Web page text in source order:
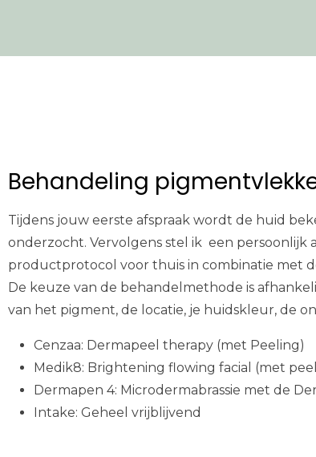
Behandeling
Tijdens jouw eerste afspraak wordt de huid
onderzocht. Vervolgens stel ik een persoonlijk
productprotocol voor thuis in combinatie met
De keuze van de behandelmethode is
van het pigment, de locatie, je huidskleur, de
Cenzaa: Dermapeel therapy (met Peeling)
Medik8: Brightening flowing facial (met
Dermapen 4: Microdermabrassie met de
Intake: Geheel vrijblijvend